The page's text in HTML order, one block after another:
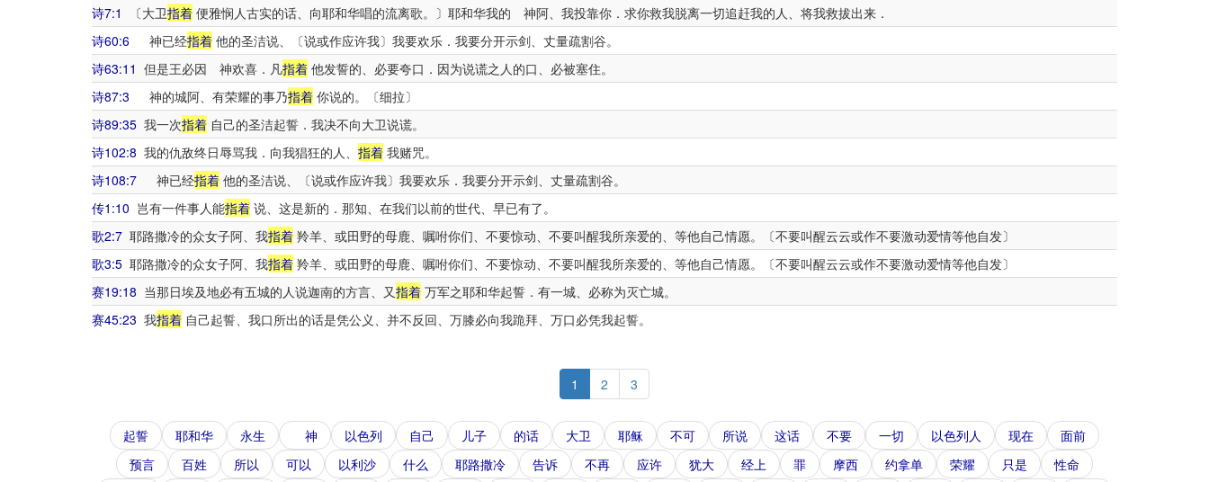
诗7:1
〔大卫指着 便雅悯人古实的话、向耶和华唱的流离歌。〕耶和华我的 神阿、我投靠你．求你救我脱离一切追赶我的人、将我救拔出来．
诗60:6 神已经指着 他的圣洁说、〔说或作应许我〕我要欢乐．我要分开示剑、丈量疏割谷。
诗63:11 但是王必因 神欢喜．凡指着 他发誓的、必要夸口．因为说谎之人的口、必被塞住。
诗87:3 神的城阿、有荣耀的事乃指着 你说的。〔细拉〕
诗89:35 我一次指着 自己的圣洁起誓．我决不向大卫说谎。
诗102:8 我的仇敌终日辱骂我．向我猖狂的人、 指着 我赌咒。
诗108:7 神已经指着 他的圣洁说、〔说或作应许我〕我要欢乐．我要分开示剑、丈量疏割谷。
传1:10 岂有一件事人能指着 说、这是新的．那知、在我们以前的世代、早已有了。
歌2:7 耶路撒冷的众女子阿、我指着 羚羊、或田野的母鹿、嘱咐你们、不要惊动、不要叫醒我所亲爱的、等他自己情愿。〔不要叫醒云云或作不要激动爱情等他自发〕
歌3:5 耶路撒冷的众女子阿、我指着 羚羊、或田野的母鹿、嘱咐你们、不要惊动、不要叫醒我所亲爱的、等他自己情愿。〔不要叫醒云云或作不要激动爱情等他自发〕
赛19:18 当那日埃及地必有五城的人说迦南的方言、又指着 万军之耶和华起誓．有一城、必称为灭亡城。
赛45:23 我指着 自己起誓、我口所出的话是凭公义、并不反回、万膝必向我跪拜、万口必凭我起誓。
1 2 3
起誓 耶和华 永生 神 以色列 自己 儿子 的话 大卫 耶稣 不可 所说 这话 不要 一切 以色列人 现在
面前
预言
百姓 所以 可以 以利沙 什么 耶路撒冷 告诉 不再 应许 犹大 经上 罪 摩西 约拿单 荣耀 只是 性命